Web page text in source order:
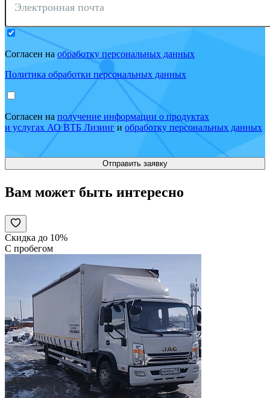
Электронная почта
Согласен на обработку персональных данных
Политика обработки персональных данных
Согласен на получение информации о продуктах
и услугах АО ВТБ Лизинг и обработку персональных данных
Вам может быть интересно
Скидка до 10%
С пробегом